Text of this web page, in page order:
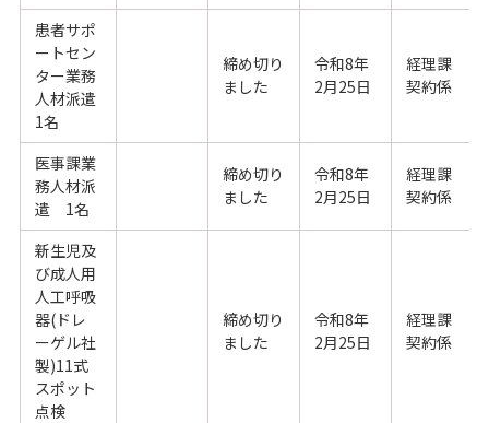
患者サポ
ートセン
ター業務
人材派遣
1名
締め切り
ました
令和8年
2月25日
経理課
契約係
医事課業
務人材派
遣 1名
締め切り
ました
令和8年
2月25日
経理課
契約係
新生児及
び成人用
人工呼吸
器(ドレ
ーゲル社
製)11式
スポット
点検
締め切り
ました
令和8年
2月25日
経理課
契約係